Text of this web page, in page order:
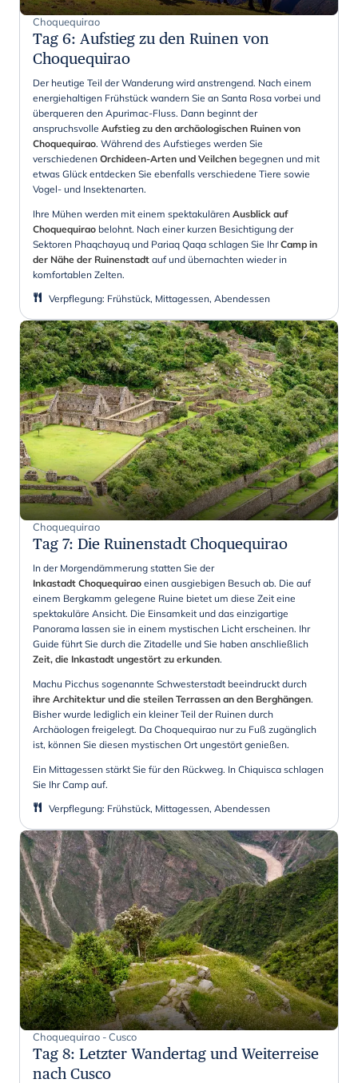
Choquequirao
Tag 6: Aufstieg zu den Ruinen von
Choquequirao
Der heutige Teil der Wanderung wird anstrengend. Nach einem
energiehaltigen Frühstück wandern Sie an Santa Rosa vorbei und
überqueren den Apurimac-Fluss. Dann beginnt der
anspruchsvolle Aufstieg zu den archäologischen Ruinen von
Choquequirao. Während des Aufstieges werden Sie
verschiedenen Orchideen-Arten und Veilchen begegnen und mit
etwas Glück entdecken Sie ebenfalls verschiedene Tiere sowie
Vogel- und Insektenarten.
Ihre Mühen werden mit einem spektakulären Ausblick auf
Choquequirao belohnt. Nach einer kurzen Besichtigung der
Sektoren Phaqchayuq und Pariaq Qaqa schlagen Sie IhrCamp in
der Nähe der Ruinenstadt auf und übernachten wieder in
komfortablen Zelten.
Verpflegung: Frühstück, Mittagessen, Abendessen
Choquequirao
Tag 7: Die Ruinenstadt Choquequirao
In der Morgendämmerung statten Sie der
Inkastadt Choquequirao einen ausgiebigen Besuch ab. Die auf
einem Bergkamm gelegene Ruine bietet um diese Zeit eine
spektakuläre Ansicht. Die Einsamkeit und das einzigartige
Panorama lassen sie in einem mystischen Licht erscheinen. Ihr
Guide führt Sie durch die Zitadelle und Sie haben anschließlich
Zeit, die Inkastadt ungestört zu erkunden.
Machu Picchus sogenannte Schwesterstadt beeindruckt durch
ihre Architektur und die steilen Terrassen an den Berghängen.
Bisher wurde lediglich ein kleiner Teil der Ruinen durch
Archäologen freigelegt. Da Choquequirao nur zu Fuß zugänglich
ist, können Sie diesen mystischen Ort ungestört genießen.
Ein Mittagessen stärkt Sie für den Rückweg. In Chiquisca schlagen
Sie Ihr Camp auf.
Verpflegung: Frühstück, Mittagessen, Abendessen
Choquequirao - Cusco
Tag 8: Letzter Wandertag und Weiterreise
nach Cusco